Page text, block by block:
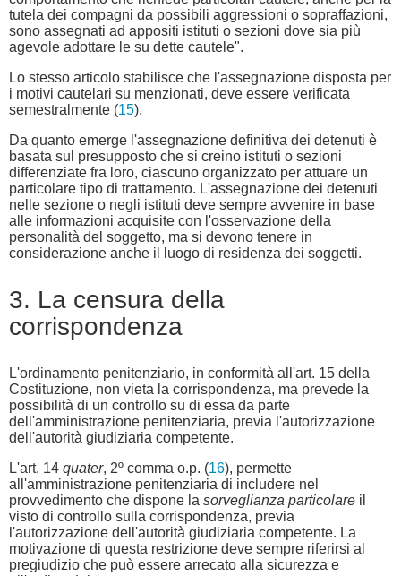
tutela dei compagni da possibili aggressioni o sopraffazioni,
sono assegnati ad appositi istituti o sezioni dove sia più
agevole adottare le su dette cautele".
Lo stesso articolo stabilisce che l'assegnazione disposta per
i motivi cautelari su menzionati, deve essere verificata
semestralmente (15).
Da quanto emerge l'assegnazione definitiva dei detenuti è
basata sul presupposto che si creino istituti o sezioni
differenziate fra loro, ciascuno organizzato per attuare un
particolare tipo di trattamento. L'assegnazione dei detenuti
nelle sezione o negli istituti deve sempre avvenire in base
alle informazioni acquisite con l'osservazione della
personalità del soggetto, ma si devono tenere in
considerazione anche il luogo di residenza dei soggetti.
3. La censura della
corrispondenza
L'ordinamento penitenziario, in conformità all'art. 15 della
Costituzione, non vieta la corrispondenza, ma prevede la
possibilità di un controllo su di essa da parte
dell'amministrazione penitenziaria, previa l'autorizzazione
dell'autorità giudiziaria competente.
L'art. 14 quater, 2º comma o.p. (16), permette
all'amministrazione penitenziaria di includere nel
provvedimento che dispone la sorveglianza particolare il
visto di controllo sulla corrispondenza, previa
l'autorizzazione dell'autorità giudiziaria competente. La
motivazione di questa restrizione deve sempre riferirsi al
pregiudizio che può essere arrecato alla sicurezza e